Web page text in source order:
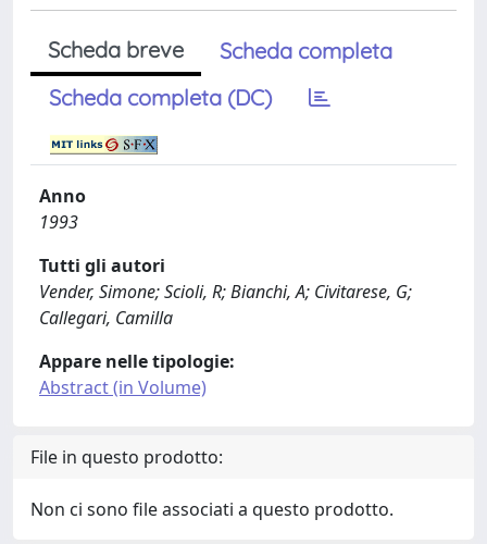
Scheda breve
Scheda completa
Scheda completa (DC)
Anno
1993
Tutti gli autori
Vender, Simone; Scioli, R; Bianchi, A; Civitarese, G;
Callegari, Camilla
Appare nelle tipologie:
Abstract (in Volume)
File in questo prodotto:
Non ci sono file associati a questo prodotto.